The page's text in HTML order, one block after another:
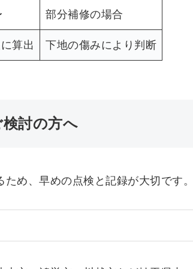
部分補修の場合
算出 下地の傷みにより判断
討の方へ
め、早めの点検と記録が大切です